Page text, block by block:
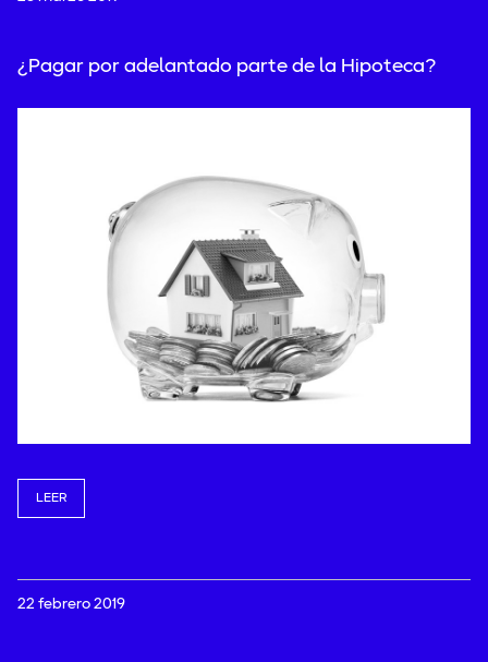
¿Pagar por adelantado parte de la Hipoteca?
LEER
22 febrero 2019